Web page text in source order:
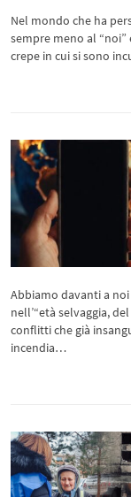
Nel mondo che ha
sempre meno al “noi”
crepe in cui si sono
Abbiamo davanti a
nell’“età selvaggia,
conflitti che già
incendia…